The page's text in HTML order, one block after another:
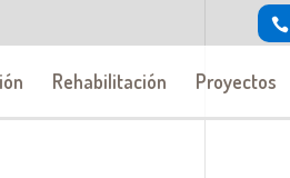
Rehabilitación Proyectos